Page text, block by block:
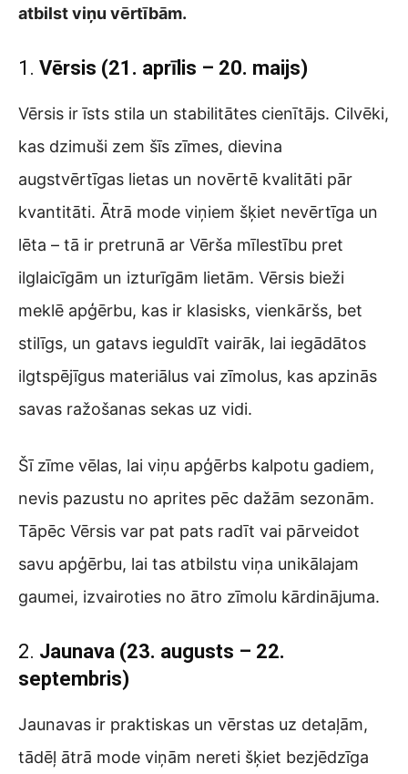
atbilst viņu vērtībām.
1. Vērsis (21. aprīlis – 20. maijs)
Vērsis ir īsts stila un stabilitātes cienītājs. Cilvēki,
kas dzimuši zem šīs zīmes, dievina
augstvērtīgas lietas un novērtē kvalitāti pār
kvantitāti. Ātrā mode viņiem šķiet nevērtīga un
lēta – tā ir pretrunā ar Vērša mīlestību pret
ilglaicīgām un izturīgām lietām. Vērsis bieži
meklē apģērbu, kas ir klasisks, vienkāršs, bet
stilīgs, un gatavs ieguldīt vairāk, lai iegādātos
ilgtspējīgus materiālus vai zīmolus, kas apzinās
savas ražošanas sekas uz vidi.
Šī zīme vēlas, lai viņu apģērbs kalpotu gadiem,
nevis pazustu no aprites pēc dažām sezonām.
Tāpēc Vērsis var pat pats radīt vai pārveidot
savu apģērbu, lai tas atbilstu viņa unikālajam
gaumei, izvairoties no ātro zīmolu kārdinājuma.
2. Jaunava (23. augusts – 22.
septembris)
Jaunavas ir praktiskas un vērstas uz detaļām,
tādēļ ātrā mode viņām nereti šķiet bezjēdzīga